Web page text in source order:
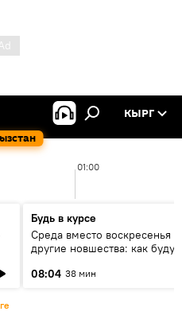
КЫРГ
01:00
Будь в курсе
Среда вместо воскресенья и
другие новшества: как будут
08:04 38 мин